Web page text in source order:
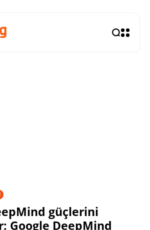
güçlerini
Google DeepMind